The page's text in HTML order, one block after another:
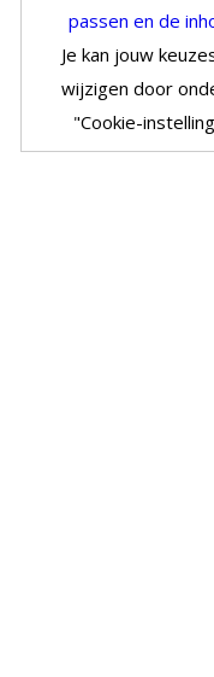
passen en de
Je kan jouw
wijzigen door
"Cookie-